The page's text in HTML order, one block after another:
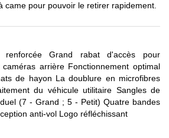
came pour pouvoir le retirer rapidement.
renforcée Grand rabat d'accès pour
arrière Fonctionnement optimal
de hayon La doublure en microfibres
du véhicule utilitaire Sangles de
(7 - Grand ; 5 - Petit) Quatre bandes
anti-vol Logo réfléchissant